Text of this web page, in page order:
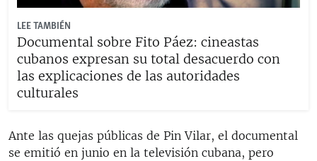
LEE TAMBIÉN
Documental sobre Fito Páez: cineastas
cubanos expresan su total desacuerdo con
las explicaciones de las autoridades
culturales
Ante las quejas públicas de Pin Vilar, el documental
se emitió en junio en la televisión cubana, pero